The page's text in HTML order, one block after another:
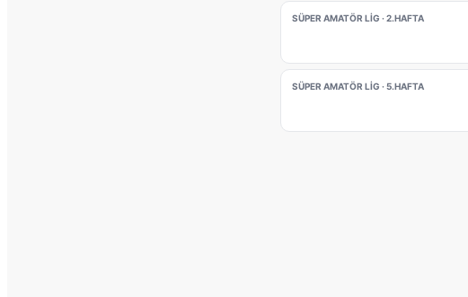
SÜPER AMATÖR LIG · 2.HAFTA
SÜPER AMATÖR LIG · 5.HAFTA